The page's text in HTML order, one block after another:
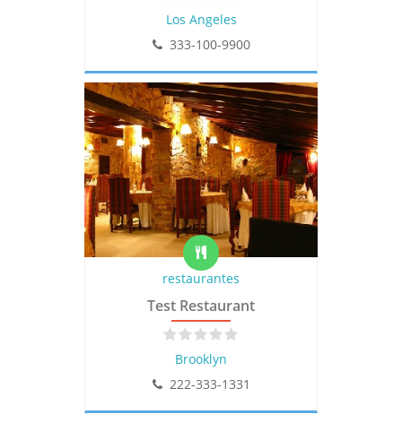
Los Angeles
333-100-9900
restaurantes
Test Restaurant
Brooklyn
222-333-1331